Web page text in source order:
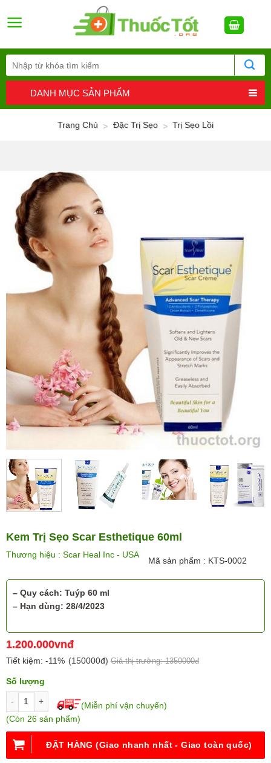
DANH MỤC SẢN PHẨM
Trang Chủ > Đặc Trị Sẹo > Trị Sẹo Lồi
Kem Trị Sẹo Scar Esthetique 60ml
Thương hiệu : Scar Heal Inc - USA
Mã sản phẩm : KTS-0002
– Quy cách: Tuýp 60 ml
– Hạn dùng: 28/4/2023
1.200.000vnđ
Tiết kiệm: -11% (150000đ) Giá thị trường: 1350000đ
Số lượng
(Miễn phí vận chuyển)
(Còn 26 sản phẩm)
ĐẶT HÀNG (Giao nhanh nhất - Giao toàn quốc)